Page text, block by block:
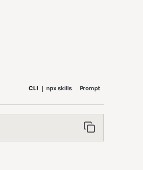
CLI npx skills Prompt